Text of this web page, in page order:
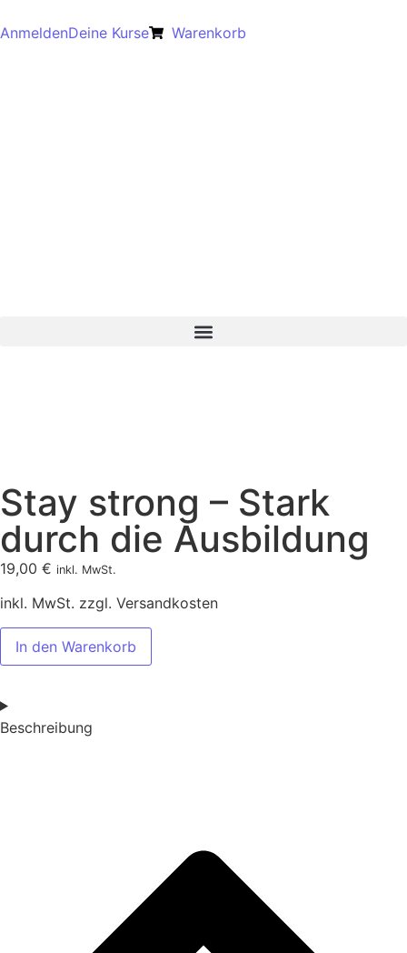
AnmeldenDeine Kurse Warenkorb
Stay strong – Stark
durch die Ausbildung
19,00 € inkl. MwSt.
inkl. MwSt. zzgl. Versandkosten
In den Warenkorb
Beschreibung